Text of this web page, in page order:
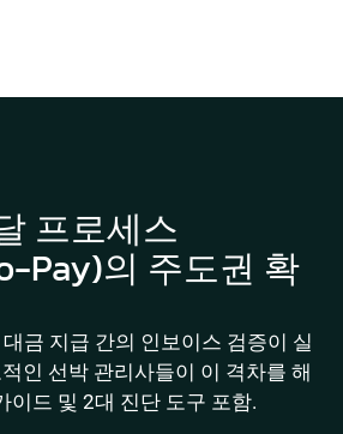
프로세스
Pay)의 주도권 확
금 지급 간의 인보이스 검증이 실
인 선박 관리사들이 이 격차를 해
이드 및 2대 진단 도구 포함.